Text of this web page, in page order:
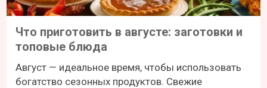
Что приготовить в августе: заготовки и
топовые блюда
Август — идеальное время, чтобы использовать
богатство сезонных продуктов. Свежие